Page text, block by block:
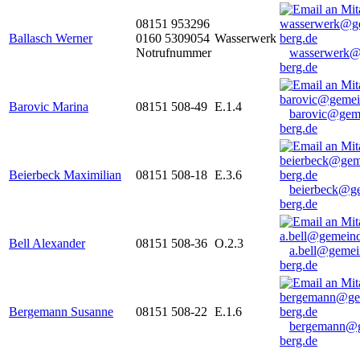
Ballasch Werner
08151 953296
0160 5309054
Notrufnummer
Wasserwerk
berg.de
Barovic Marina 08151 508-49 E.1.4
berg.de
Beierbeck Maximilian 08151 508-18 E.3.6
berg.de
Bell Alexander 08151 508-36 O.2.3
berg.de
Bergemann Susanne 08151 508-22 E.1.6
berg.de